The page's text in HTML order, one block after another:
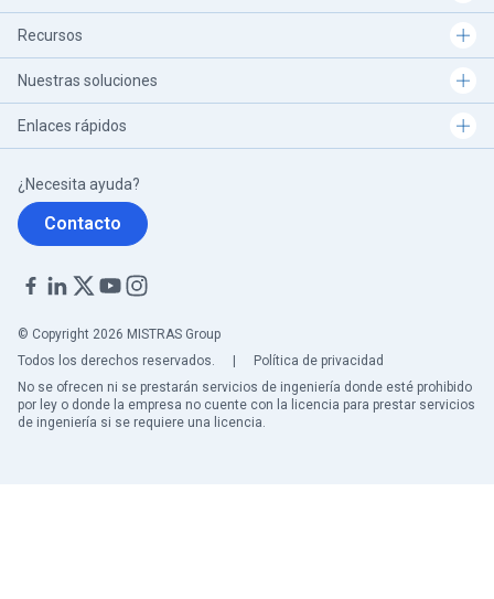
Recursos
Nuestras soluciones
Enlaces rápidos
¿Necesita ayuda?
Contacto
© Copyright 2026 MISTRAS Group
Todos los derechos reservados.
Política de privacidad
No se ofrecen ni se prestarán servicios de ingeniería donde esté prohibido
por ley o donde la empresa no cuente con la licencia para prestar servicios
de ingeniería si se requiere una licencia.